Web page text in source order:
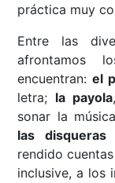
práctica muy
Entre las
afrontamos
encuentran:el
letra; la payola
sonar la
las
rendido
inclusive, a los